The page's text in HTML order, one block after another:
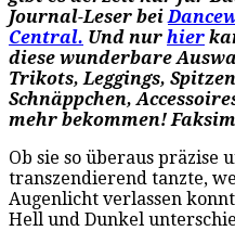
Journal-Leser bei
Central. Und nur hier
diese wunderbare
Trikots, Leggings,
Schnäppchen,
mehr bekommen!
Ob sie so überaus präzise
transzendierend tanzte,
Augenlicht verlassen
Hell und Dunkel